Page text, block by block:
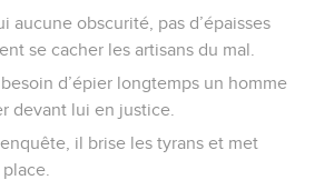
aucune obscurité, pas d’épaisses
se cacher les artisans du mal.
besoin d’épier longtemps un homme
devant lui en justice.
il brise les tyrans et met